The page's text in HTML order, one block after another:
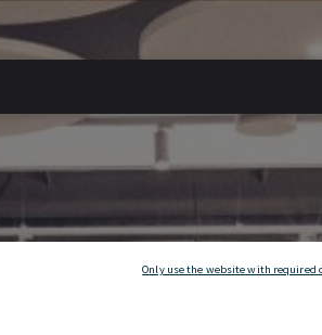
Only use the website with required